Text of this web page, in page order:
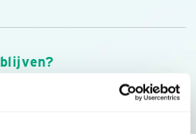
nieuws, inspiratie, acties en tips
van Vogelbescherming.